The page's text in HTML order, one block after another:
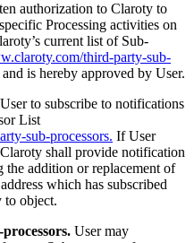
authorization to Claroty to
Processing activities on
current list of Sub-
third-party-sub-
and is hereby approved by User.
to subscribe to notifications
List
sub-processors. If User
shall provide notification
the addition or replacement of
which has subscribed
to object.
User may